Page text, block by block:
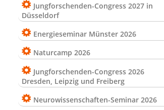
Jungforschenden-Congress 2027 in
Düsseldorf
Energieseminar Münster 2026
Naturcamp 2026
Jungforschenden-Congress 2026
Dresden, Leipzig und Freiberg
Neurowissenschaften-Seminar 2026